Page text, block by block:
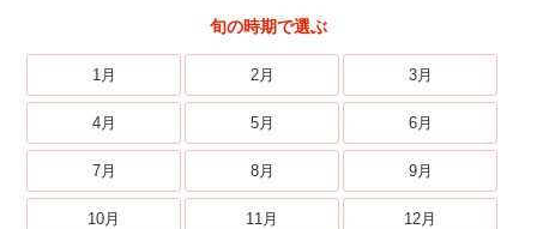
旬の時期で選ぶ
1月 2月 3月
4月 5月 6月
7月 8月 9月
10月 11月 12月